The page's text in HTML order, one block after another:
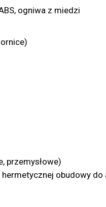
ogniwa z miedzi
przemysłowe)
obudowy do